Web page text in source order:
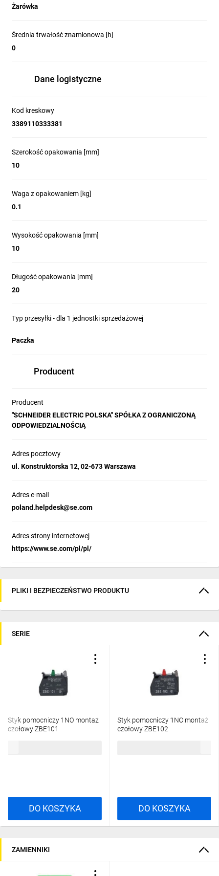
Żarówka
Średnia trwałość znamionowa [h]
0
Dane logistyczne
Kod kreskowy
3389110333381
Szerokość opakowania [mm]
10
Waga z opakowaniem [kg]
0.1
Wysokość opakowania [mm]
10
Długość opakowania [mm]
20
Typ przesyłki - dla 1 jednostki sprzedażowej
Paczka
Producent
Producent
"SCHNEIDER ELECTRIC POLSKA" SPÓŁKA Z OGRANICZONĄ
ODPOWIEDZIALNOŚCIĄ
Adres pocztowy
ul. Konstruktorska 12, 02-673 Warszawa
Adres e-mail
poland.helpdesk@se.com
Adres strony internetowej
https://www.se.com/pl/pl/
PLIKI I BEZPIECZEŃSTWO PRODUKTU
SERIE
Styk pomocniczy 1NO montaż
czołowy ZBE101
DO KOSZYKA
Styk pomocniczy 1NC montaż
czołowy ZBE102
DO KOSZYKA
ZAMIENNIKI